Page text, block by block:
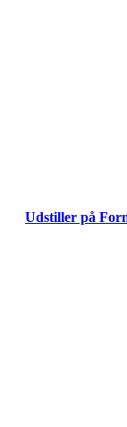
Udstiller på